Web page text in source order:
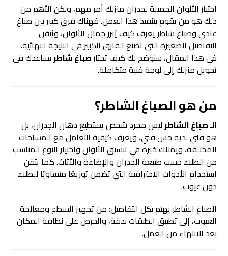
اختيار الألوان الجميلة لجدران منزلك أمر مهم، ولكن الأهم من
ذلك هو من يقوم بتنفيذ هذا العمل. فهناك فرق كبير بين صباغ
عادي وصباغ شاطر يعرف كيف يُبرز جمال الألوان، ويُتقن
التفاصيل الصغيرة التي تصنع الفارق الكبير في النتيجة النهائية.
في هذا المقال، سنوضح لك كيف تختارصباغ شاطر يساعدك في
تحويل منزلك إلى لوحة فنية متكاملة.
من هو الصباغ الشاطر؟
الـصباغ الشاطر ليس مجرد شخص يستطيع دهان الجدران، بل
هو فني لديه حس فني، ويعرف كيفية التعامل مع المساحات
المختلفة، ويمتلك خبرة في تنسيق الألوان واختيار النوع المناسب
من الطلاء حسب طبيعة الجدران والإضاءة والأثاث. كما يتقن
استخدام الأدوات الاحترافية التي تضمن توزيعًا متساويًا للطلاء
دون عيوب.
الصباغ الشاطر يهتم بكل التفاصيل: من تجهيز السطح ومعالجة
العيوب، إلى تطبيق الطبقات بدقة، والحرص على نظافة المكان
بعد الانتهاء من العمل.